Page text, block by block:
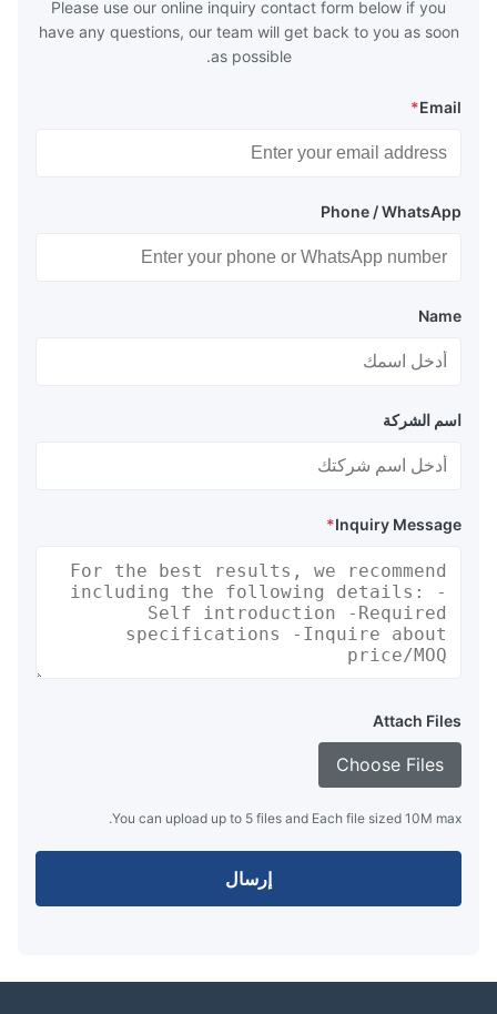
Please use our online inquiry contact form below if you
have any questions, our team will get back to you as soon
as possible.
Email
*
Phone / WhatsApp
Name
اسم الشركة
Inquiry Message
*
Attach Files
Choose Files
You can upload up to 5 files and Each file sized 10M max.
إرسال